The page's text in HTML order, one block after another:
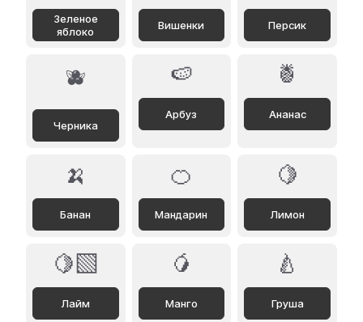
Зеленое
яблоко
Вишенки Персик
🫐
Черника
🍉
Арбуз
🍍
Ананас
🍌
Банан
🍊
Мандарин
🍋
Лимон
🍋‍🟩
Лайм
🥭
Манго
🍐
Груша